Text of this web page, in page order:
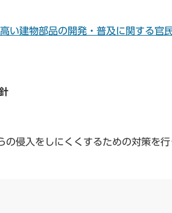
い建物部品の開発・普及に関する官
侵入をしにくくするための対策を行